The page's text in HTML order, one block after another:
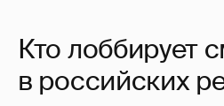
Кто лоббирует
в российских